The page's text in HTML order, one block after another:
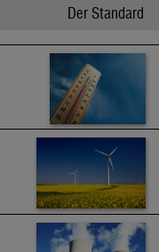
Der Standard